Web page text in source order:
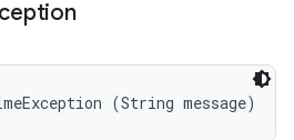
(String message)